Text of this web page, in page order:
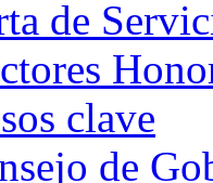
de
clave
de